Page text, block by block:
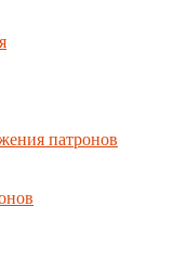
патронов